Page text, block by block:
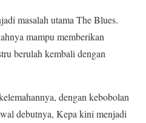
masalah utama The Blues.
mampu memberikan
berulah kembali dengan
dengan kebobolan
debutnya, Kepa kini menjadi